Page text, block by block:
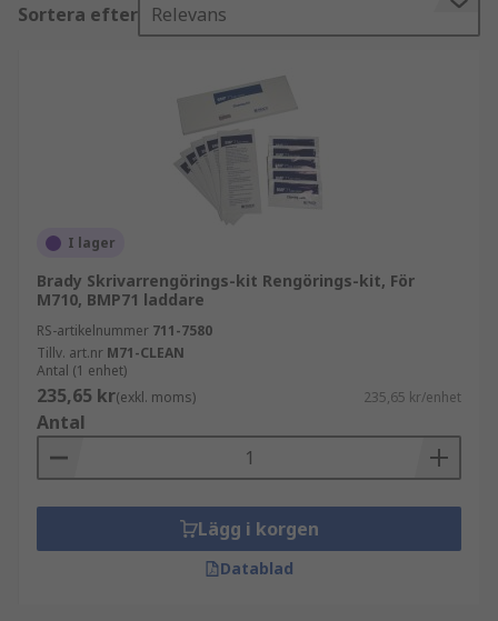
Sortera efter Relevans
I lager
Brady Skrivarrengörings-kit Rengörings-kit, För
M710, BMP71 laddare
RS-artikelnummer 711-7580
Tillv. art.nr M71-CLEAN
Antal (1 enhet)
235,65 kr(exkl. moms) 235,65 kr/enhet
Antal
Lägg i korgen
Datablad